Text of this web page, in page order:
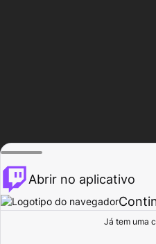
Procurar
Abrir no aplicativo
Já tem uma